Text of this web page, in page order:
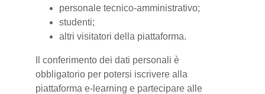
personale tecnico-amministrativo;
studenti;
altri visitatori della piattaforma.
Il conferimento dei dati personali è
obbligatorio per potersi iscrivere alla
piattaforma e-learning e partecipare alle